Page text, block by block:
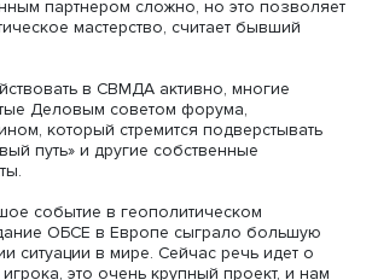
участников также интересует,
конфликты. Проблема,
ВШЭ, в отсутствии механизмов, а
которым доверяют все страны.
формирования неполитизированных
в виду продолжающиеся
КНДР и Южной Кореей и
договоренность о формировании